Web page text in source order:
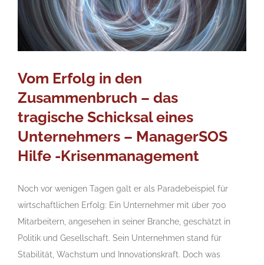
Vom Erfolg in den
Zusammenbruch – das
tragische Schicksal eines
Unternehmers – ManagerSOS
Hilfe -Krisenmanagement
Noch vor wenigen Tagen galt er als Paradebeispiel für
wirtschaftlichen Erfolg: Ein Unternehmer mit über 700
Mitarbeitern, angesehen in seiner Branche, geschätzt in
Politik und Gesellschaft. Sein Unternehmen stand für
Stabilität, Wachstum und Innovationskraft. Doch was